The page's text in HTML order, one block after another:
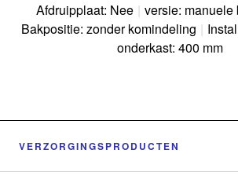
Afdruipplaat: Nee | versie: manuele
Bakpositie: zonder komindeling |
onderkast: 400 mm
VERZORGINGSPRODUCTEN